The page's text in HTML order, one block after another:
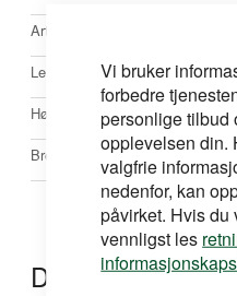
Vi bruker
forbedre
personlige tilbud
opplevelsen din.
valgfrie
nedenfor, kan
påvirket. Hvis du
vennligst les
Artikkelnr
Lengde mm
Høyde mm
Bredde mm
Dokumentasjon